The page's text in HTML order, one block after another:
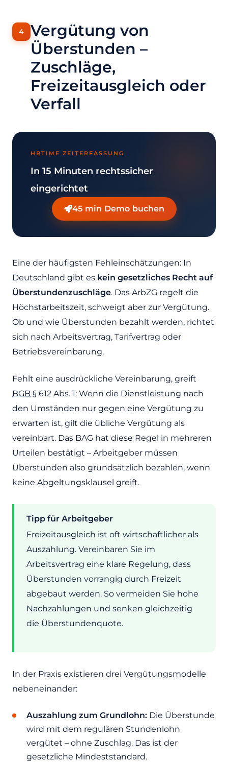
Vergütung von
Überstunden –
Zuschläge,
Freizeitausgleich oder
Verfall
HRTIME ZEITERFASSUNG
In 15 Minuten rechtssicher
eingerichtet
45 min Demo buchen
Eine der häufigsten Fehleinschätzungen: In
Deutschland gibt es kein gesetzliches Recht auf
Überstundenzuschläge. Das ArbZG regelt die
Höchstarbeitszeit, schweigt aber zur Vergütung.
Ob und wie Überstunden bezahlt werden, richtet
sich nach Arbeitsvertrag, Tarifvertrag oder
Betriebsvereinbarung.
Fehlt eine ausdrückliche Vereinbarung, greift
BGB § 612 Abs. 1: Wenn die Dienstleistung nach
den Umständen nur gegen eine Vergütung zu
erwarten ist, gilt die übliche Vergütung als
vereinbart. Das BAG hat diese Regel in mehreren
Urteilen bestätigt – Arbeitgeber müssen
Überstunden also grundsätzlich bezahlen, wenn
keine Abgeltungsklausel greift.
Tipp für Arbeitgeber
Freizeitausgleich ist oft wirtschaftlicher als
Auszahlung. Vereinbaren Sie im
Arbeitsvertrag eine klare Regelung, dass
Überstunden vorrangig durch Freizeit
abgebaut werden. So vermeiden Sie hohe
Nachzahlungen und senken gleichzeitig
die Überstundenquote.
In der Praxis existieren drei Vergütungsmodelle
nebeneinander:
Auszahlung zum Grundlohn: Die Überstunde
wird mit dem regulären Stundenlohn
vergütet – ohne Zuschlag. Das ist der
gesetzliche Mindeststandard.